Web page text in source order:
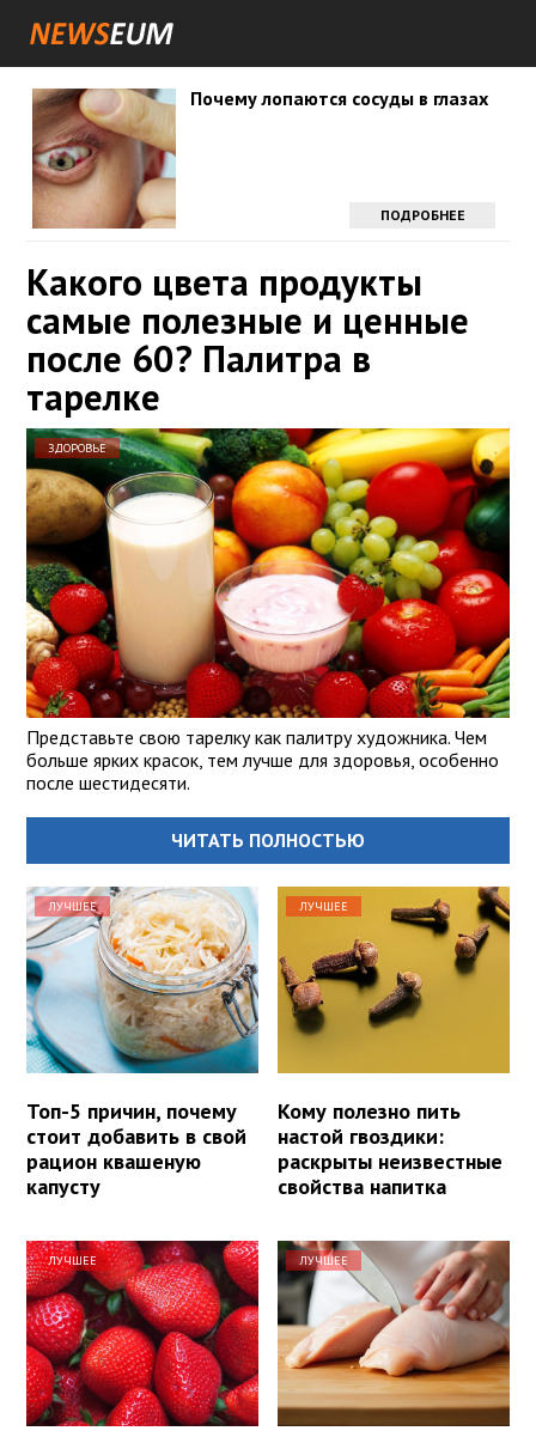
Почему лопаются сосуды в глазах
ПОДРОБНЕЕ
Какого цвета продукты
самые полезные и ценные
после 60? Палитра в
тарелке
ЗДОРОВЬЕ
Представьте свою тарелку как палитру художника. Чем
больше ярких красок, тем лучше для здоровья, особенно
после шестидесяти.
ЧИТАТЬ ПОЛНОСТЬЮ
ЛУЧШЕЕ
Топ-5 причин, почему
стоит добавить в свой
рацион квашеную
капусту
ЛУЧШЕЕ
Кому полезно пить
настой гвоздики:
раскрыты неизвестные
свойства напитка
ЛУЧШЕЕ ЛУЧШЕЕ